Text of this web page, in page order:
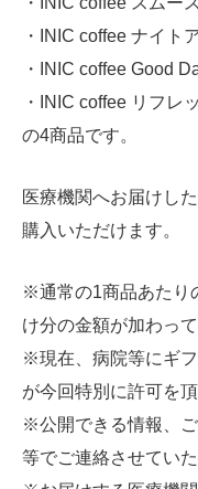
・INIC coffee ナイト
・INIC coffee Good
・INIC coffee リフレ
の4商品です。
医療機関へお届けし
購入いただけます。
※通常の1商品あたり
け分の金額が加わっ
※現在、病院等にギ
が今回特別に許可を
※公開できる情報、
等でご連絡させていた